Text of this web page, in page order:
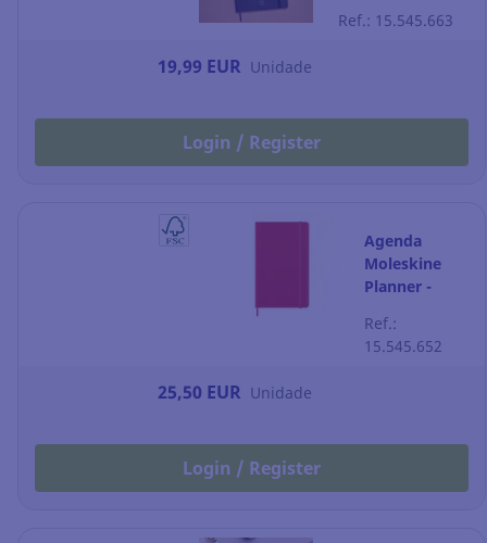
Ref.: 15.545.663
19,99 EUR Unidade
Login / Register
Agenda
Moleskine
Planner -
vista - 130 x
210 mm -
Ref.:
15.545.652
25,50 EUR Unidade
Login / Register